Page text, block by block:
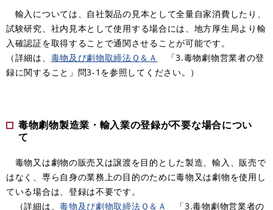
輸入については 自社製品の見本として全量自家消費したり
試験研究
社内見本として使用する場合には
地方厚生局より輸
入確認証を取得することで通関させることが可能です。
（詳細は、​ 毒物及び劇物取締法Ｑ＆Ａ
「3.毒物劇物営業者の登
録に関すること」問3-1を参照してください。）
毒物劇物製造業・輸入業の登録が不要な場合につい
て
毒物又は劇物の販売又は譲渡を目的とした製造 、​輸入 、​販売で
はなく
専ら自身の業務上の目的のために毒物又は劇物を使用し
ている場合は
登録は不要です。
（詳細は 、​毒物及び劇物取締法Ｑ＆Ａ
「3.毒物劇物営業者の